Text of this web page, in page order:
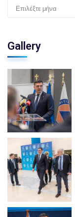
Επιλέξτε μήνα
Gallery